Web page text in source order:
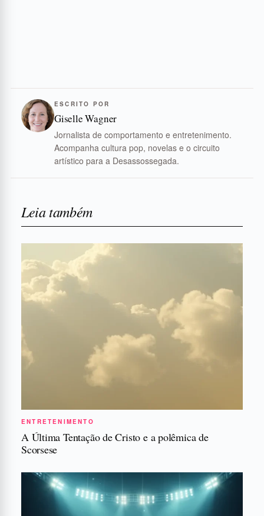
ESCRITO POR
Giselle Wagner
Jornalista de comportamento e entretenimento.
Acompanha cultura pop, novelas e o circuito
artístico para a Desassossegada.
Leia também
ENTRETENIMENTO
A Última Tentação de Cristo e a polêmica de
Scorsese